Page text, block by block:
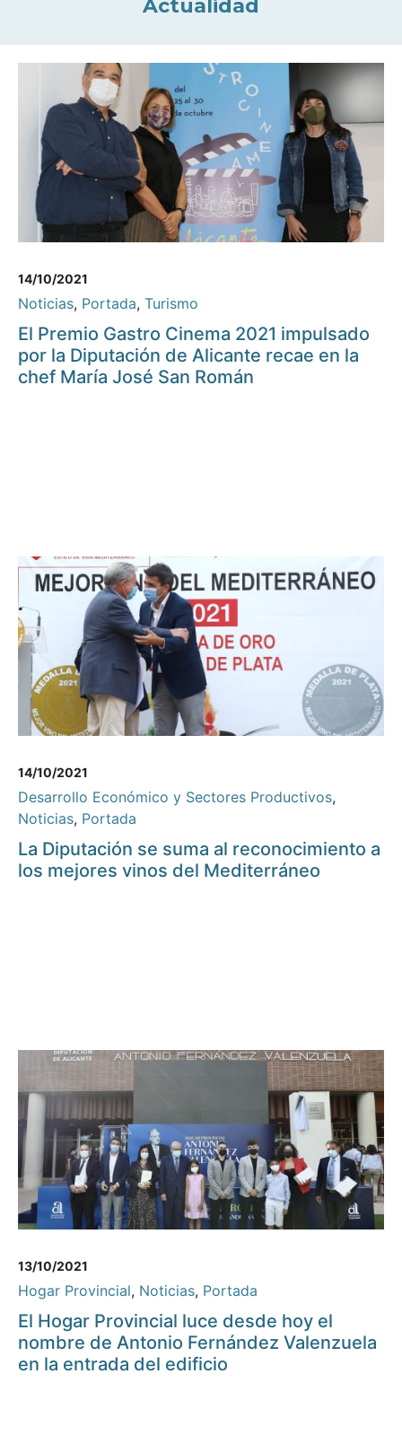
Actualidad
14/10/2021
Noticias, Portada, Turismo
El Premio Gastro Cinema 2021 impulsado
por la Diputación de Alicante recae en la
chef María José San Román
14/10/2021
Desarrollo Económico y Sectores Productivos,
Noticias, Portada
La Diputación se suma al reconocimiento a
los mejores vinos del Mediterráneo
13/10/2021
Hogar Provincial, Noticias, Portada
El Hogar Provincial luce desde hoy el
nombre de Antonio Fernández Valenzuela
en la entrada del edificio